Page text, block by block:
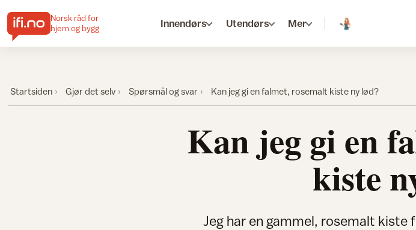
Norsk råd for
hjem og bygg
Innendørs Utendørs Mer
Startsiden Gjør det selv Spørsmål og svar Kan jeg gi en falmet, rosemalt kiste ny lød?
Kan jeg gi en
kiste
Jeg har en gammel, rosemalt kiste